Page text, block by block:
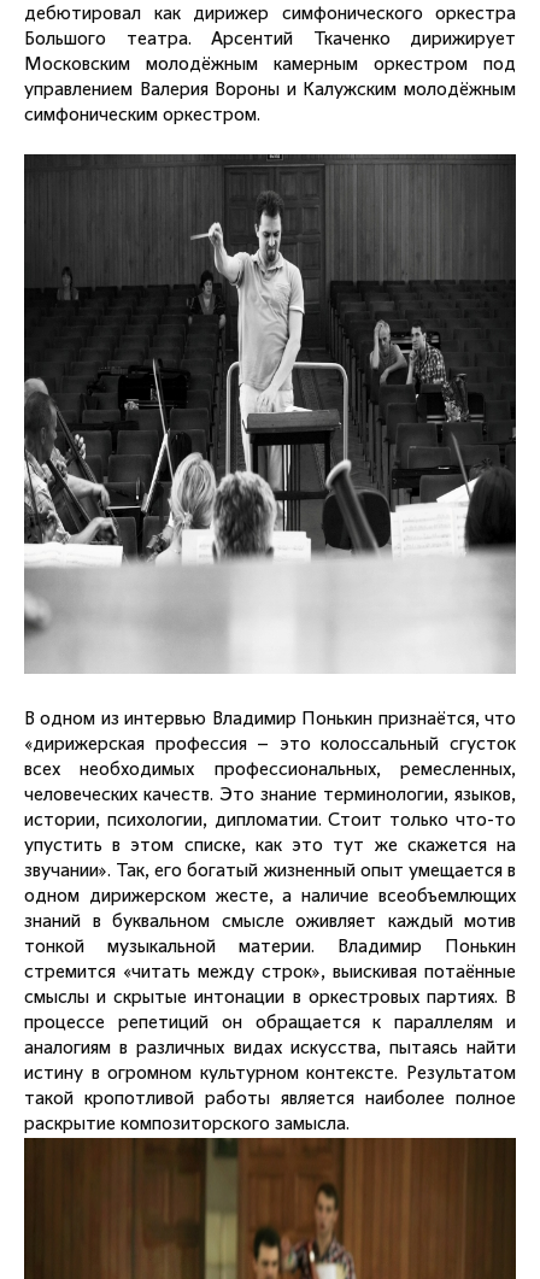
дебютировал как дирижер симфонического оркестра
Большого театра. Арсентий Ткаченко дирижирует
Московским молодёжным камерным оркестром под
управлением Валерия Вороны и Калужским молодёжным
симфоническим оркестром.
В одном из интервью Владимир Понькин признаётся, что
«дирижерская профессия – это колоссальный сгусток
всех необходимых профессиональных, ремесленных,
человеческих качеств. Это знание терминологии, языков,
истории, психологии, дипломатии. Стоит только что-то
упустить в этом списке, как это тут же скажется на
звучании». Так, его богатый жизненный опыт умещается в
одном дирижерском жесте, а наличие всеобъемлющих
знаний в буквальном смысле оживляет каждый мотив
тонкой музыкальной материи. Владимир Понькин
стремится «читать между строк», выискивая потаённые
смыслы и скрытые интонации в оркестровых партиях. В
процессе репетиций он обращается к параллелям и
аналогиям в различных видах искусства, пытаясь найти
истину в огромном культурном контексте. Результатом
такой кропотливой работы является наиболее полное
раскрытие композиторского замысла.